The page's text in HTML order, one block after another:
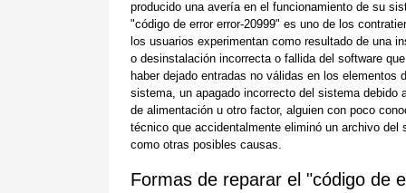
producido una avería en el funcionamiento de su
"código de error error-20999" es uno de los
los usuarios experimentan como resultado de una
o desinstalación incorrecta o fallida del software
haber dejado entradas no válidas en los elementos
sistema, un apagado incorrecto del sistema debido
de alimentación u otro factor, alguien con poco
técnico que accidentalmente eliminó un archivo
como otras posibles causas.
Formas de reparar el "código de